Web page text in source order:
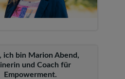
ich bin Marion Abend,
und Coach für
Empowerment.